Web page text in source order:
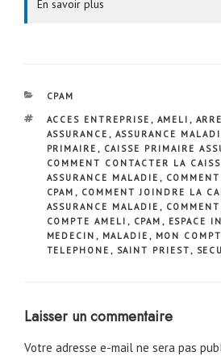
En savoir plus
CATÉGORIES
CPAM
ÉTIQUETTES
ACCES ENTREPRISE , AMELI ,
ASSURANCE , ASSURANCE
PRIMAIRE , CAISSE PRIMAIRE
COMMENT CONTACTER LA
ASSURANCE MALADIE ,
CPAM , COMMENT JOINDRE LA
ASSURANCE MALADIE ,
COMPTE AMELI , CPAM , ESPACE
MEDECIN , MALADIE , MON
TELEPHONE , SAINT PRIEST,
Laisser un commentaire
Votre adresse e-mail ne sera pas